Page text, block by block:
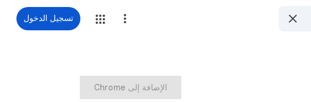
تسجيل الدخول
‏الإضافة إلى Chrome